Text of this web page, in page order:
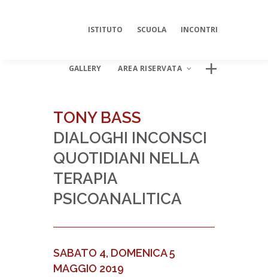
ISTITUTO SCUOLA INCONTRI
GALLERY AREA RISERVATA
AREA DIGITALE ISIPSÉ
Log In
TONY BASS
DIALOGHI INCONSCI
QUOTIDIANI NELLA
TERAPIA
PSICOANALITICA
SABATO 4, DOMENICA 5
MAGGIO 2019